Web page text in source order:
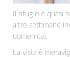
Il rifugio è quasi
altre settimane
domenica).
La vista è